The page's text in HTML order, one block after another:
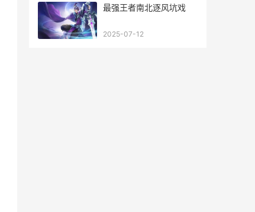
最强王者南北逐风坑戏
2025-07-12